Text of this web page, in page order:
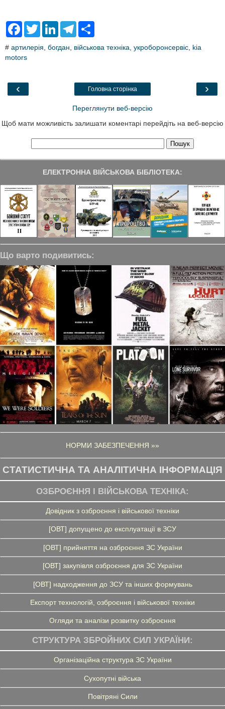
F
e
b
k
T
t
L
k
T
e
m
r
# артилерія богдан військова техніка укроборонсервіс kia
motors
‹ ›
Головна сторінка
Переглянути веб-версію
Щоб мати можливість залишати коментарі перейдіть на веб-версію
ЕЛЕКТРОННА ВІЙСЬКОВА БІБЛІОТЕКА:
Що варто подивитись:
НОРМИ ЗАБЕЗПЕЧЕННЯ »»
СТАТИСТИЧНА ТА АНАЛІТИЧНА ІНФОРМАЦІЯ
ОЗБРОЄННЯ І ВІЙСЬКОВА ТЕХНІКА:
Довідник з озброєння і військової техніки
[ОВТ] допущено до експлуатації в ЗСУ
[ОВТ] прийняття на озброєння ЗС України
[ОВТ] закупівля озброєння для ЗС України
[ОВТ] надходження до ЗСУ та інших формувань
Експорт технологій, озброєння і військової техніки
Огляди та аналізи розвитку озброєння
СТРУКТУРА ЗБРОЙНИХ СИЛ УКРАЇНИ:
Організаційна структура ЗС України
Сухопутні війська
Повітряні Сили